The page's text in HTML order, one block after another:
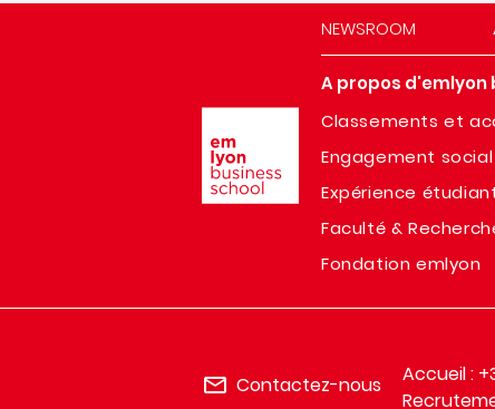
NEWSROOM
A propos d'emlyon
Classements et
Engagement
Expérience
Faculté &
Fondation emlyon
Contactez-nous
Accueil :